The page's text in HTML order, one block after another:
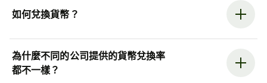
如何兌換貨幣？
為什麼不同的公司提供的貨幣兌換率
都不一樣？